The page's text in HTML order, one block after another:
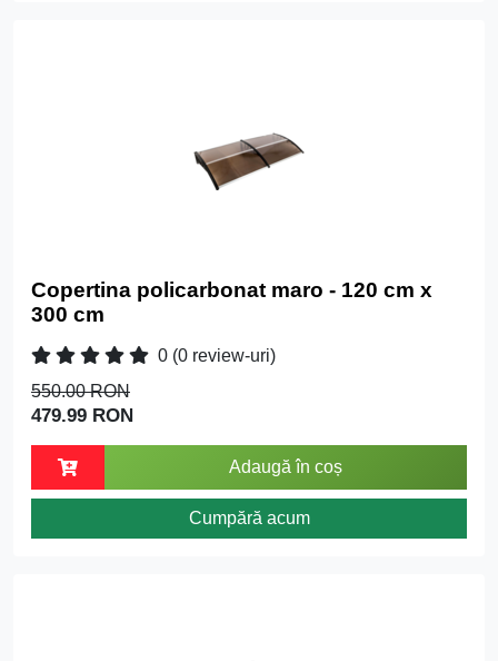
Copertina policarbonat maro - 120 cm x
300 cm
0 (0 review-uri)
550.00 RON
479.99 RON
Adaugă în coș
Cumpără acum